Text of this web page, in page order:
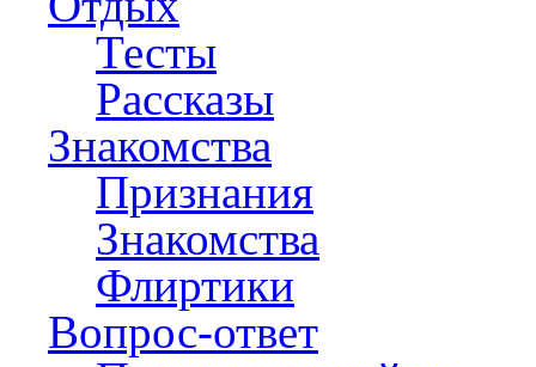
Тесты
Рассказы
Знакомства
Признания
Знакомства
Флиртики
Вопрос-ответ